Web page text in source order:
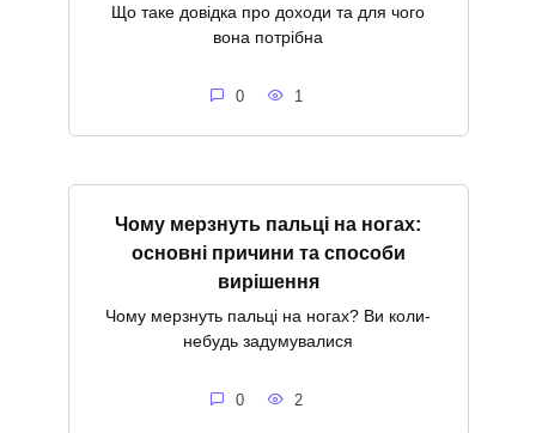
Що таке довідка про доходи та для чого
вона потрібна
0 1
Чому мерзнуть пальці на ногах:
основні причини та способи
вирішення
Чому мерзнуть пальці на ногах? Ви коли-
небудь задумувалися
0 2